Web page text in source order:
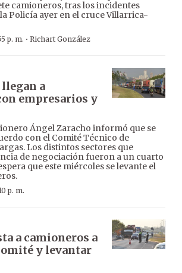
camioneros, tras los incidentes
Policía ayer en el cruce Villarrica-
p. m. · Richart González
a
empresarios y
Ángel Zaracho informó que se
con el Comité Técnico de
Los distintos sectores que
de negociación fueron a un cuarto
que este miércoles se levante el
p. m.
a camioneros a
y levantar